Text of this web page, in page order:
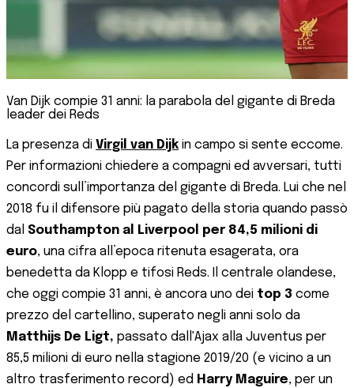
Van Dijk compie 31 anni: la parabola del gigante di Breda
leader dei Reds
La presenza di Virgil van Dijk in campo si sente eccome.
Per informazioni chiedere a compagni ed avversari, tutti
concordi sull’importanza del gigante di Breda. Lui che nel
2018 fu il difensore più pagato della storia quando passò
dal Southampton al Liverpool per 84,5 milioni di
euro, una cifra all’epoca ritenuta esagerata, ora
benedetta da Klopp e tifosi Reds. Il centrale olandese,
che oggi compie 31 anni, è ancora uno dei top 3 come
prezzo del cartellino, superato negli anni solo da
Matthijs De Ligt, passato dall'Ajax alla Juventus per
85,5 milioni di euro nella stagione 2019/20 (e vicino a un
altro trasferimento record) ed Harry Maguire, per un